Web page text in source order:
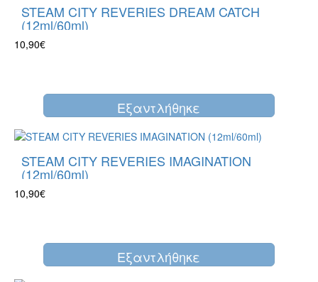
STEAM CITY REVERIES DREAM CATCH
(12ml/60ml)
10,90€
Eξαντλήθηκε
STEAM CITY REVERIES IMAGINATION
(12ml/60ml)
10,90€
Eξαντλήθηκε